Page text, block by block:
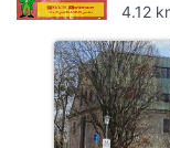
4.12